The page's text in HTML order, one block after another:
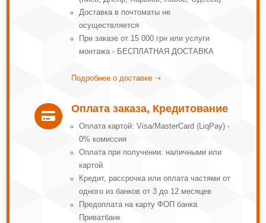
Доставка в почтоматы не
осуществляется
При заказе от 15 000 грн или услуги
монтажа - БЕСПЛАТНАЯ ДОСТАВКА
Подробнее о доставке ➝

Оплата заказа, Кредитование
Оплата картой: Visa/MasterCard (LiqPay) -
0% комиссия
Оплата при получении: наличными или
картой
Кредит, рассрочка или оплата частями от
одного из банков от 3 до 12 месяцев
Предоплата на карту ФОП банка
Приватбанк